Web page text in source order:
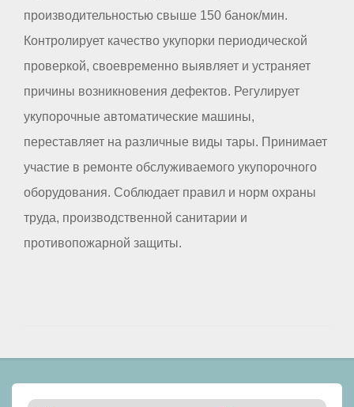
производительностью свыше 150 банок/мин.
Контролирует качество укупорки периодической
проверкой, своевременно выявляет и устраняет
причины возникновения дефектов. Регулирует
укупорочные автоматические машины,
переставляет на различные виды тары. Принимает
участие в ремонте обслуживаемого укупорочного
оборудования. Соблюдает правил и норм охраны
труда, производственной санитарии и
противопожарной защиты.